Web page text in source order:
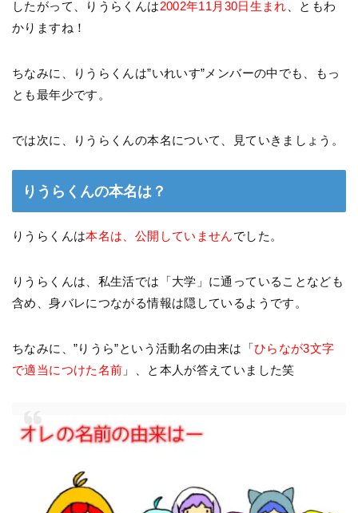
したがって、りうらくんは2002年11月30日生まれ 、ともわ
かりますね！
ちなみに、りうらくんは”いれいす”メンバーの中でも、もっ
とも最年少です。
では次に、りうらくんの本名について、見ていきましょう。
りうらくんの本名は？
りうらくんは本名は、公開していませんでした。
りうらくんは、私生活では「大学」に通っていることなども
含め、身バレにつながる情報は隠しているようです。
ちなみに、”りうら”という活動名の由来は「ひらなが3文字
で適当につけた名前 」、と本人が答えていました笑